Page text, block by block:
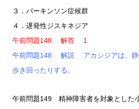
３．パーキンソン症候群
４．遅発性ジスキネジア
午前問題148 解答 1
午前問題148 解説 アカシジアは、静
歩き回ったりする。
午前問題149 精神障害者を対象とした